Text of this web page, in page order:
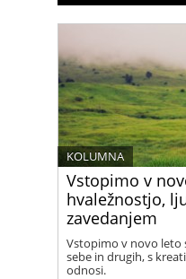
Vstopimo v
hvaležnostjo,
zavedanjem
KOLUMNA
Vstopimo v novo leto
sebe in drugih, s
odnosi.